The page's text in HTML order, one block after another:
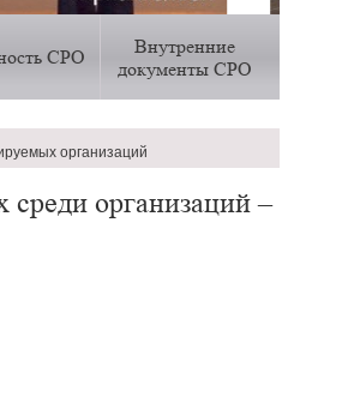
СРО
Внутренние
документы СРО
организаций
среди организаций –